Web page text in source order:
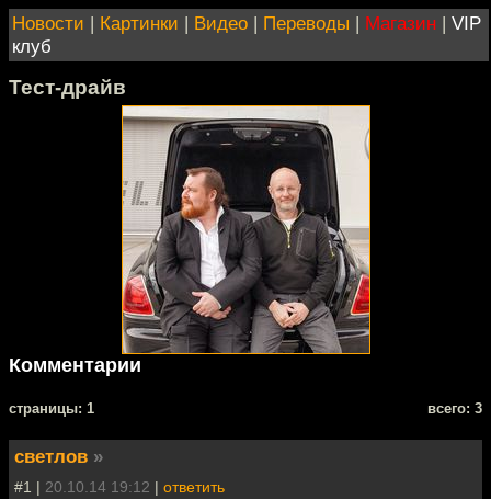
Новости | Картинки | Видео | Переводы | Магазин | VIP
клуб
Тест-драйв
Комментарии
cтраницы: 1 всего: 3
светлов »
#1 | 20.10.14 19:12 | ответить